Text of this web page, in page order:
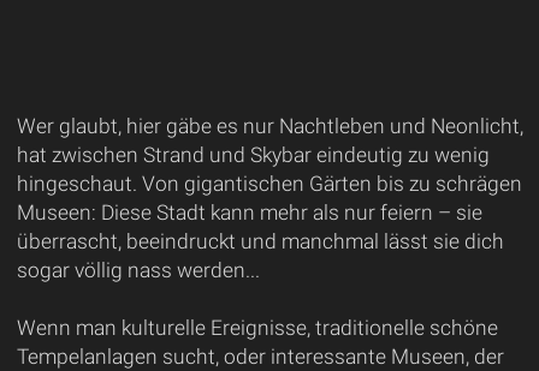
Wer glaubt, hier gäbe es nur Nachtleben und Neonlicht,
hat zwischen Strand und Skybar eindeutig zu wenig
hingeschaut. Von gigantischen Gärten bis zu schrägen
Museen: Diese Stadt kann mehr als nur feiern – sie
überrascht, beeindruckt und manchmal lässt sie dich
sogar völlig nass werden...
Wenn man kulturelle Ereignisse, traditionelle schöne
Tempelanlagen sucht, oder interessante Museen, der